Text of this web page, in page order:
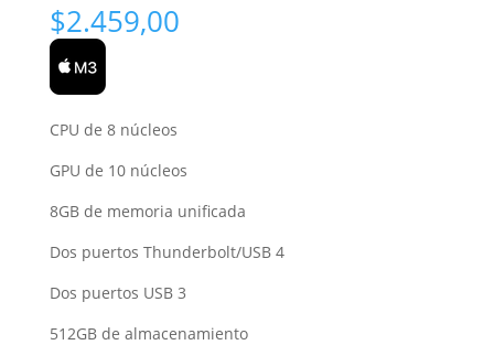
$2.459,00
CPU de 8 núcleos
GPU de 10 núcleos
8GB de memoria unificada
Dos puertos Thunderbolt/USB 4
Dos puertos USB 3
512GB de almacenamiento